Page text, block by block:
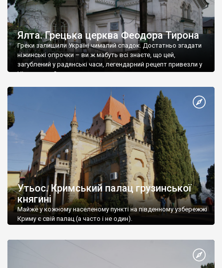
Ялта. Грецька церква Феодора Тирона
Греки залишили Україні чималий спадок. Достатньо згадати
ніжинські огірочки – ви ж мабуть всі знаєте, що цей,
загублений у радянські часи, легендарний рецепт привезли у
Ніжин греки?
Утьос. Кримський палац грузинської
княгині
Майже у кожному населеному пункті на південному узбережжі
Криму є свій палац (а часто і не один).